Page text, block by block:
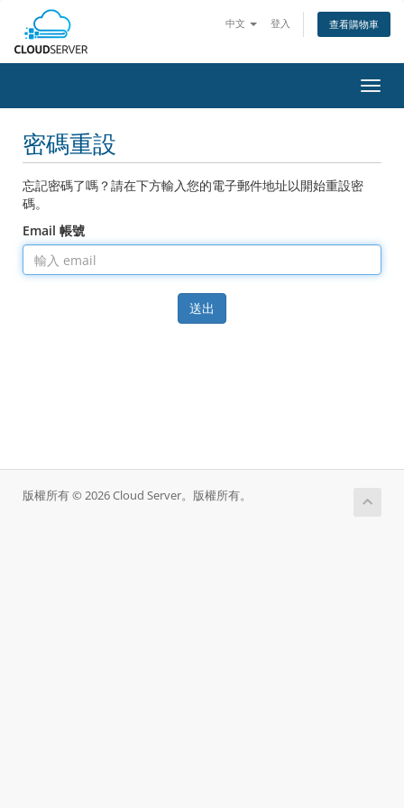
中文 登入 查看購物車
切
換
密碼重設
忘記密碼了嗎？請在下方輸入您的電子郵件地址以開始重設密
碼。
Email 帳號
送出
版權所有 © 2026 Cloud Server。版權所有。